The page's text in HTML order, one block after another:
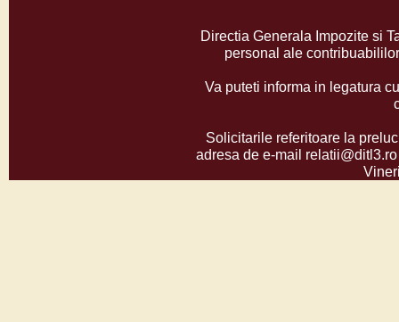
Directia Generala Impozite si
personal ale
Va puteti informa in legatura
Solicitarile referitoare la
adresa de e-mail